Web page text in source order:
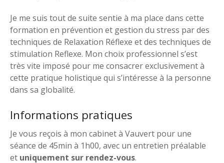
Je me suis tout de suite sentie à ma place dans cette
formation en prévention et gestion du stress par des
techniques de Relaxation Réflexe et des techniques de
stimulation Reflexe. Mon choix professionnel s’est
très vite imposé pour me consacrer exclusivement à
cette pratique holistique qui s’intéresse à la personne
dans sa globalité.
Informations pratiques
Je vous reçois à mon cabinet à Vauvert pour une
séance de 45min à 1h00, avec un entretien préalable
et uniquement sur rendez-vous.